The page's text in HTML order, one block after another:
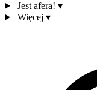
Jest afera! ▾
Więcej ▾